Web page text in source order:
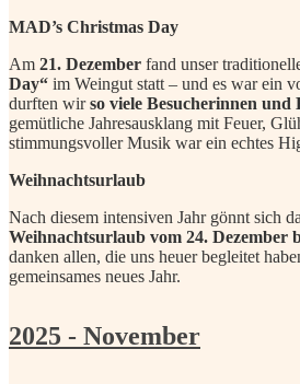
MAD’s Christmas Day
Am 21. Dezember fand unser
Day“ im Weingut statt – und es war ein
durften wirso viele Besucherinnen und
gemütliche Jahresausklang mit Feuer,
stimmungsvoller Musik war ein echtes
Weihnachtsurlaub
Nach diesem intensiven Jahr gönnt sich
Weihnachtsurlaub vom 24. Dezember
danken allen, die uns heuer begleitet
gemeinsames neues Jahr.
2025 - November